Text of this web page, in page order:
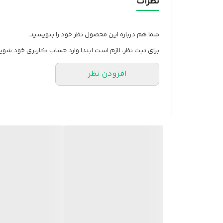
شما هم درباره این محصول نظر خود را بنویسید.
برای ثبت نظر، لازم است ابتدا وارد حساب کاربری خود
افزودن نظر